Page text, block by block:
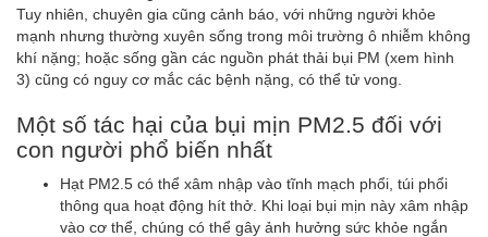
Tuy nhiên, chuyên gia cũng cảnh báo, với những người khỏe
mạnh nhưng thường xuyên sống trong môi trường ô nhiễm không
khí nặng; hoặc sống gần các nguồn phát thải bụi PM (xem hình
3) cũng có nguy cơ mắc các bệnh nặng, có thể tử vong.
Một số tác hại của bụi mịn PM2.5 đối với
con người phổ biến nhất
Hạt PM2.5 có thể xâm nhập vào tĩnh mạch phổi, túi phổi
thông qua hoạt động hít thở. Khi loại bụi mịn này xâm nhập
vào cơ thể, chúng có thể gây ảnh hưởng sức khỏe ngắn